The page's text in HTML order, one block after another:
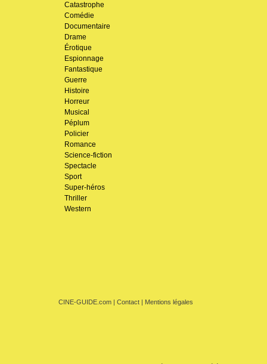
Catastrophe
Comédie
Documentaire
Drame
Érotique
Espionnage
Fantastique
Guerre
Histoire
Horreur
Musical
Péplum
Policier
Romance
Science-fiction
Spectacle
Sport
Super-héros
Thriller
Western
CINE-GUIDE.com | Contact | Mentions légales